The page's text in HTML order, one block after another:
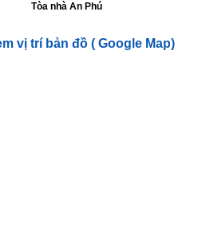
Tòa nhà An Phú
vị trí bản đồ ( Google Map)